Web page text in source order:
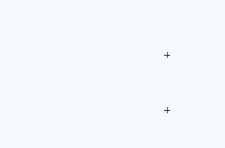
+
+